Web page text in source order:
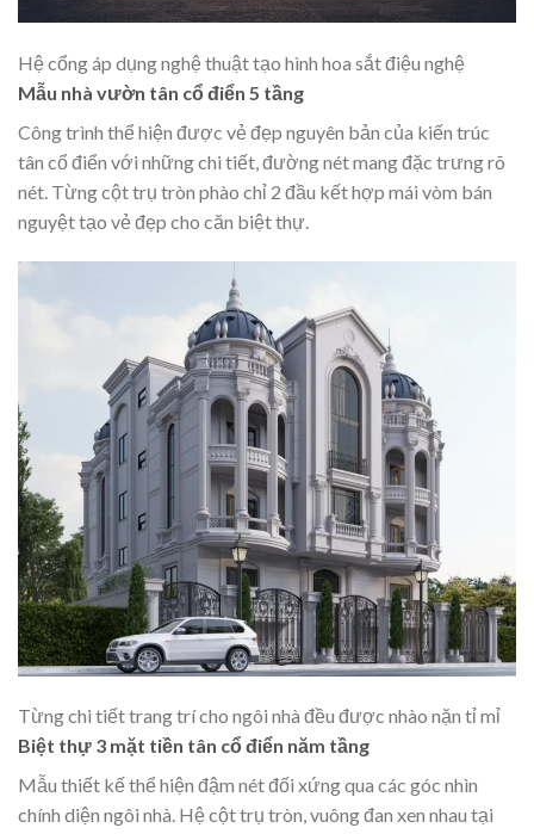
Hệ cổng áp dụng nghệ thuật tạo hình hoa sắt điệu nghệ
Mẫu nhà vườn tân cổ điển 5 tầng
Công trình thể hiện được vẻ đẹp nguyên bản của kiến trúc
tân cổ điển với những chi tiết, đường nét mang đặc trưng rõ
nét. Từng cột trụ tròn phào chỉ 2 đầu kết hợp mái vòm bán
nguyệt tạo vẻ đẹp cho căn biệt thự.
Từng chi tiết trang trí cho ngôi nhà đều được nhào nặn tỉ mỉ
Biệt thự 3 mặt tiền tân cổ điển năm tầng
Mẫu thiết kế thể hiện đậm nét đối xứng qua các góc nhìn
chính diện ngôi nhà. Hệ cột trụ tròn, vuông đan xen nhau tại